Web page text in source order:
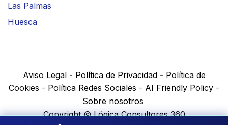
Las Palmas
Huesca
Aviso Legal- Política de Privacidad- Política de
Cookies - Política Redes Sociales - AI Friendly Policy -
Sobre nosotros
Copyright © Lógica Consultores 360